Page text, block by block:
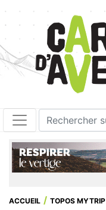
ACCUEIL
TOPOS MYTRIP